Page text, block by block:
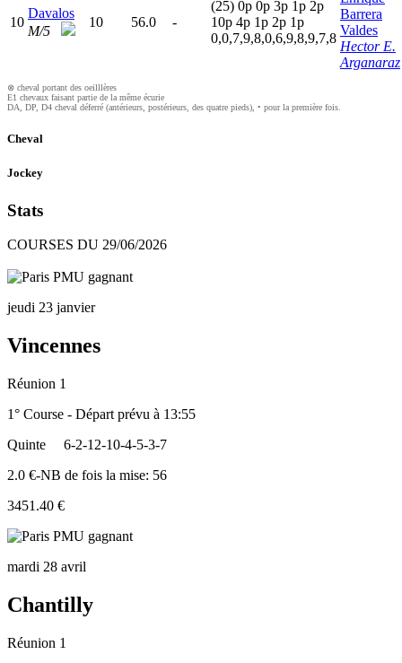
10
Davalos
M/5
10 56.0 -
(25) 0p 0p 3p 1p 2p
10p 4p 1p 2p 1p
0,0,7,9,8,0,6,9,8,9,7,8
Barrera
Valdes
Hector E.
Arganaraz
⊗ cheval portant des oeilllères
E1 chevaux faisant partie de la même écurie
DA, DP, D4 cheval déferré (antérieurs, postérieurs, des quatre pieds), • pour la première fois.
Cheval
Jockey
Stats
COURSES DU 29/06/2026
jeudi 23 janvier
Vincennes
Réunion 1
1° Course - Départ prévu à 13:55
Quinte
6-2-12-10-4-5-3-7
2.0 €-NB de fois la mise: 56
3451.40 €
mardi 28 avril
Chantilly
Réunion 1